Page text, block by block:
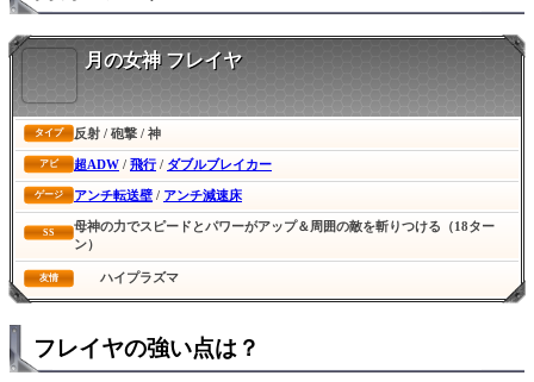
月の女神 フレイヤ
タイプ 反射 / 砲撃 / 神
アビ 超ADW / 飛行 / ダブルブレイカー
ゲージ アンチ転送壁 / アンチ減速床
SS
母神の力でスピードとパワーがアップ＆周囲の敵を斬りつける（18ター
ン）
友情 ハイプラズマ
フレイヤの強い点は？